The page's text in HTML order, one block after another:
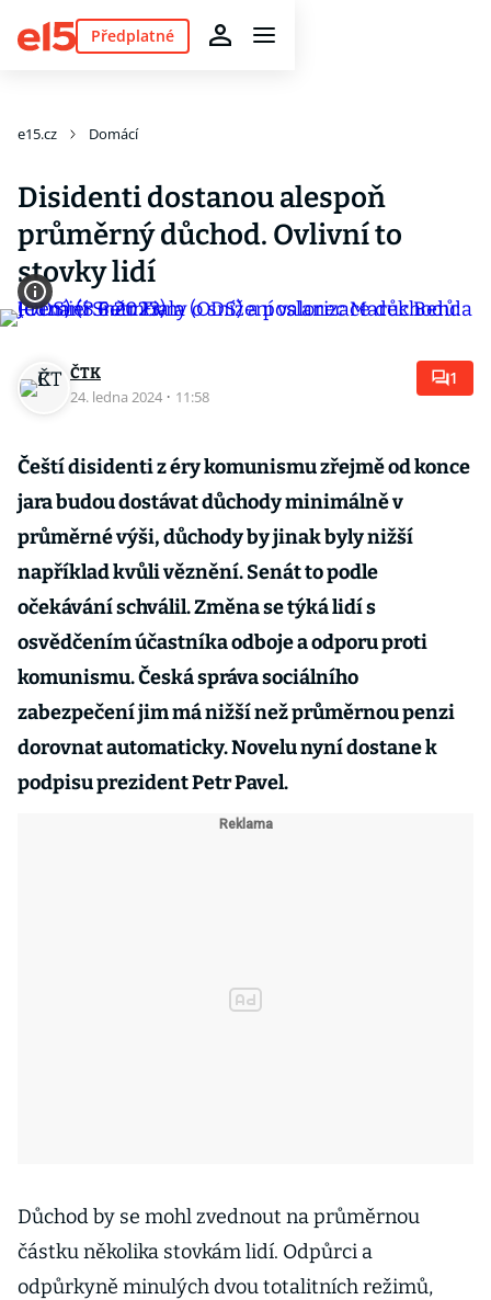
Předplatné
e15.cz Domácí
Disidenti dostanou alespoň
průměrný důchod. Ovlivní to
stovky lidí
ČTK
24. ledna 2024 · 11:58
1
Čeští disidenti z éry komunismu zřejmě od konce
jara budou dostávat důchody minimálně v
průměrné výši, důchody by jinak byly nižší
například kvůli věznění. Senát to podle
očekávání schválil. Změna se týká lidí s
osvědčením účastníka odboje a odporu proti
komunismu. Česká správa sociálního
zabezpečení jim má nižší než průměrnou penzi
dorovnat automaticky. Novelu nyní dostane k
podpisu prezident Petr Pavel.
Důchod by se mohl zvednout na průměrnou
částku několika stovkám lidí. Odpůrci a
odpůrkyně minulých dvou totalitních režimů,